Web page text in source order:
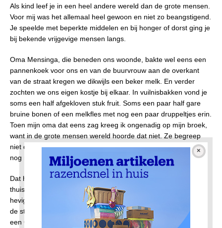
Als kind leef je in een heel andere wereld dan de grote mensen.
Voor mij was het allemaal heel gewoon en niet zo beangstigend.
Je speelde met beperkte middelen en bij honger of dorst ging je
bij bekende vrijgevige mensen langs.
Oma Mensinga, die beneden ons woonde, bakte wel eens een
pannenkoek voor ons en van de buurvrouw aan de overkant
van de straat kregen we dikwijls een beker melk. En verder
zochten we ons eigen kostje bij elkaar. In vuilnisbakken vond je
soms een half afgekloven stuk fruit. Soms een paar half gare
bruine bonen of een melkfles met nog een paar druppeltjes erin.
Toen mijn oma dat eens zag kreeg ik ongenadig op mijn broek,
want in de grote mensen wereld hoorde dat niet. Ze begreep
niet dat ik enorme immuniteit aan het opbouwen was en zeker
nog meer dan 80 jaar mee zou gaan.
Dat had trouwens niet veel gescheeld want toen we
thuisgekomen waren werd het gebulder van de kanonnen
heviger en gingen de Duitsers terug schieten. Op de hoek van
de straat was een Duits kanon geïnstalleerd en die probeerde
een Canadese tank terug te dringen. De tank raakte het kanon